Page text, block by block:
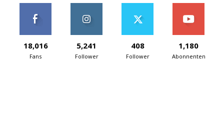
18,016
Fans
5,241
Follower
408
Follower
1,180
Abonnenten